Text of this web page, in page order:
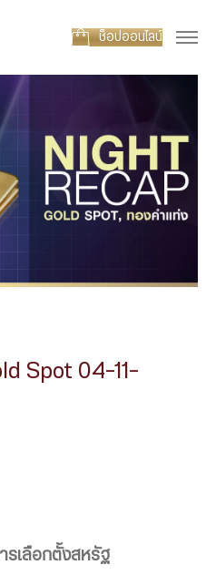
ช็อปออนไลน์
Spot 04-11-
รเลือกตั้งสหรัฐ